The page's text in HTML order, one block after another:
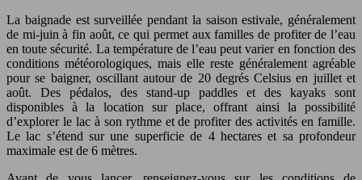
La baignade est surveillée pendant la saison estivale, généralement
de mi-juin à fin août, ce qui permet aux familles de profiter de l’eau
en toute sécurité. La température de l’eau peut varier en fonction des
conditions météorologiques, mais elle reste généralement agréable
pour se baigner, oscillant autour de 20 degrés Celsius en juillet et
août. Des pédalos, des stand-up paddles et des kayaks sont
disponibles à la location sur place, offrant ainsi la possibilité
d’explorer le lac à son rythme et de profiter des activités en famille.
Le lac s’étend sur une superficie de 4 hectares et sa profondeur
maximale est de 6 mètres.